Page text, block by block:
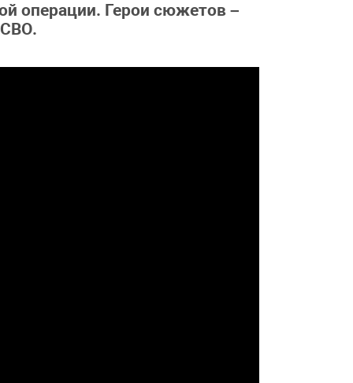
операции. Герои сюжетов –